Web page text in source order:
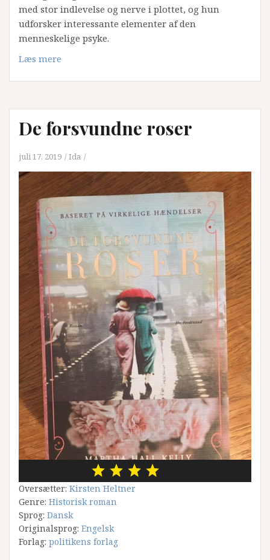
med stor indlevelse og nerve i plottet, og hun
udforsker interessante elementer af den
menneskelige psyke.
Læs mere
De forsvundne roser
juli 17, 2019 Ida
Oversætter: Kirsten Heltner
Genre: Historisk roman
Sprog: Dansk
Originalsprog: Engelsk
Forlag: politikens forlag